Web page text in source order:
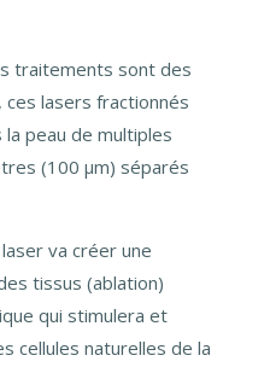
traitements sont des
lasers fractionnés
peau de multiples
(100 μm) séparés
va créer une
tissus (ablation)
qui stimulera et
cellules naturelles de la